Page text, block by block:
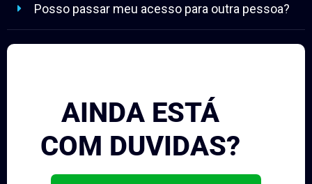
Posso passar meu acesso para outra pessoa?
AINDA ESTÁ
COM DUVIDAS?